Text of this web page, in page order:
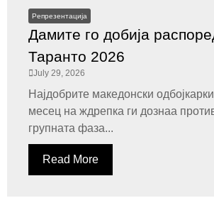
Репрезентација
Дамите го добија
Таранто 2026
July 29, 2026
Најдобрите македонски
месец на ждрепка ги дознаа
групната фаза...
Read More